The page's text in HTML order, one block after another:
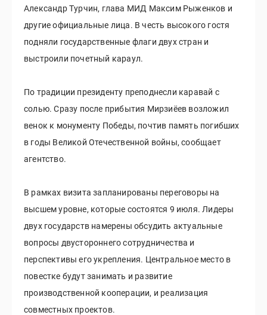
Александр Турчин, глава МИД Максим Рыженков и
другие официальные лица. В честь высокого гостя
подняли государственные флаги двух стран и
выстроили почетный караул.
По традиции президенту преподнесли каравай с
солью. Сразу после прибытия Мирзиёев возложил
венок к монументу Победы, почтив память погибших
в годы Великой Отечественной войны, сообщает
агентство.
В рамках визита запланированы переговоры на
высшем уровне, которые состоятся 9 июля. Лидеры
двух государств намерены обсудить актуальные
вопросы двустороннего сотрудничества и
перспективы его укрепления. Центральное место в
повестке будут занимать и развитие
производственной кооперации, и реализация
совместных проектов.